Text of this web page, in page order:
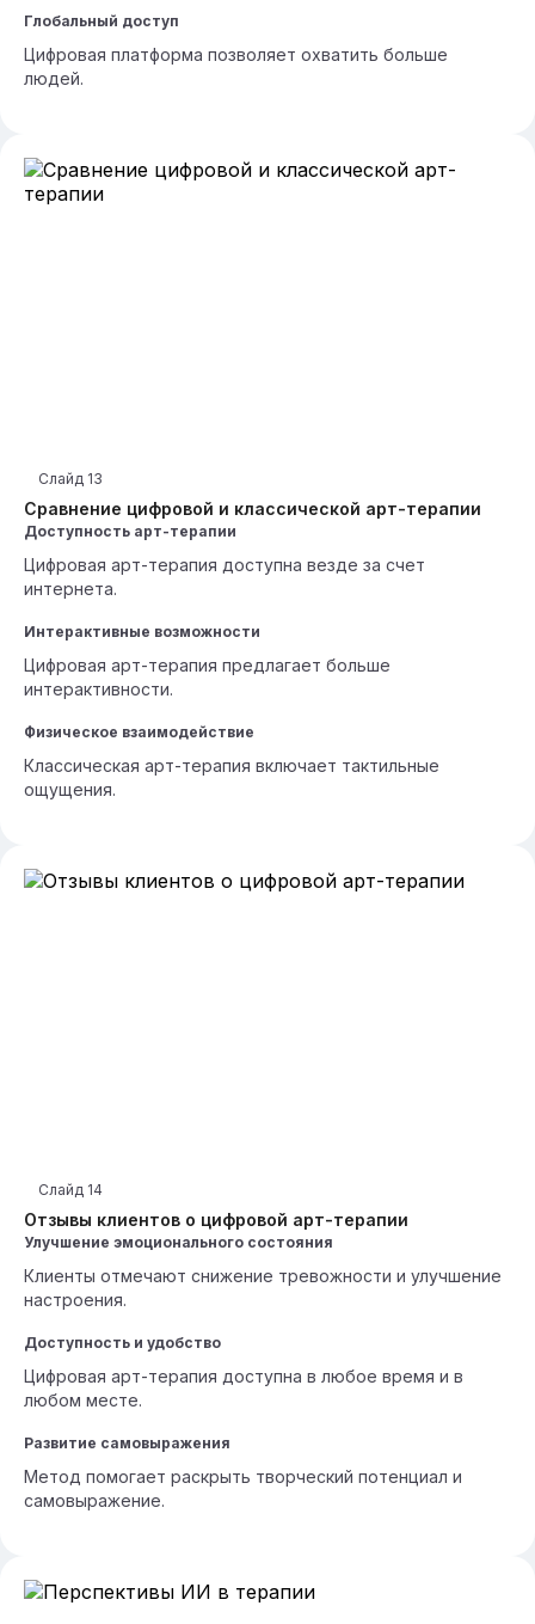
Глобальный доступ
Цифровая платформа позволяет охватить больше
людей.
Сравнение цифровой и классической арт-терапии
Слайд 13
Доступность арт-терапии
Цифровая арт-терапия доступна везде за счет
интернета.
Интерактивные возможности
Цифровая арт-терапия предлагает больше
интерактивности.
Физическое взаимодействие
Классическая арт-терапия включает тактильные
ощущения.
Отзывы клиентов о цифровой арт-терапии
Слайд 14
Улучшение эмоционального состояния
Клиенты отмечают снижение тревожности и улучшение
настроения.
Доступность и удобство
Цифровая арт-терапия доступна в любое время и в
любом месте.
Развитие самовыражения
Метод помогает раскрыть творческий потенциал и
самовыражение.